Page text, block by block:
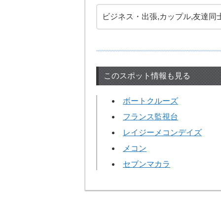
ビジネス・出張,カップル,友達同
このスポット情報も見る
ボートクルーズ
フランス監視台
レイジーメコンデイズ
メコン
セブンマカラ